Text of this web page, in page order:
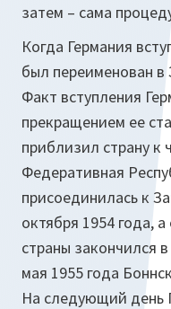
затем – сама
Когда Германия
был переименован
Факт вступления
прекращением ее
приблизил страну к
Федеративная
присоединилась к
октября 1954 года,
страны закончился
мая 1955 года
На следующий день